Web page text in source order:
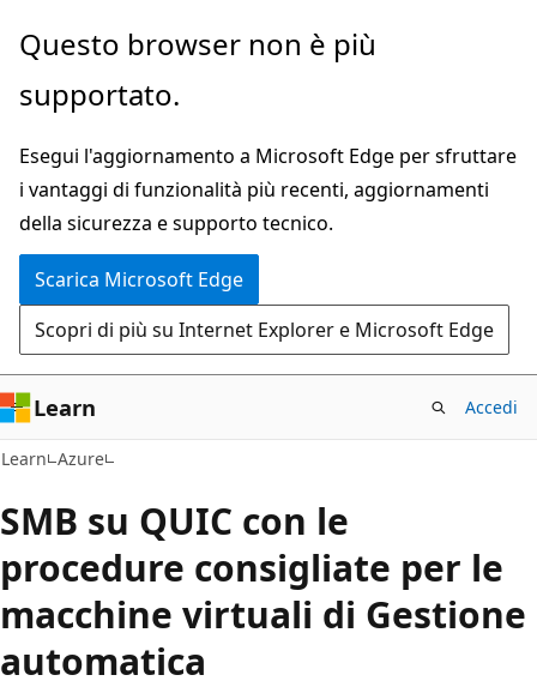
Ignora
passa
contenuto
principale
Questo browser non è più
supportato.
Esegui l'aggiornamento a Microsoft Edge per sfruttare
i vantaggi di funzionalità più recenti, aggiornamenti
della sicurezza e supporto tecnico.
Scarica Microsoft Edge
Scopri di più su Internet Explorer e Microsoft Edge
Learn Accedi
Learn Azure
SMB su QUIC con le
procedure consigliate per le
macchine virtuali di Gestione
automatica